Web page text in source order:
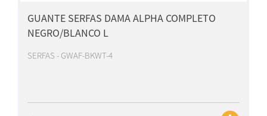
GUANTE SERFAS DAMA ALPHA COMPLETO
NEGRO/BLANCO L
SERFAS - GWAF-BKWT-4